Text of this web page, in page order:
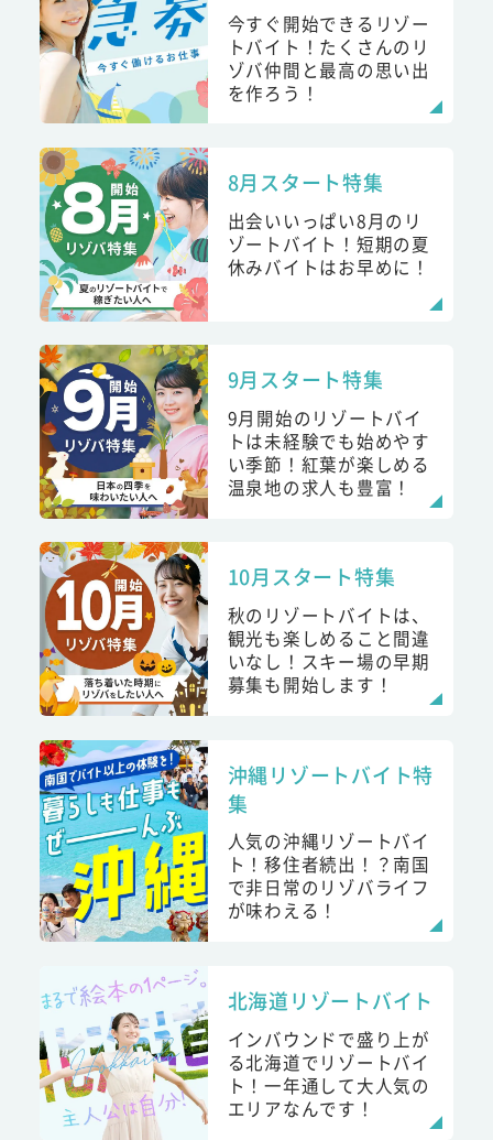
今すぐ開始できるリゾー
トバイト！たくさんのリ
ゾバ仲間と最高の思い出
を作ろう！
8月スタート特集
出会いいっぱい8月のリ
ゾートバイト！短期の夏
休みバイトはお早めに！
9月スタート特集
9月開始のリゾートバイ
トは未経験でも始めやす
い季節！紅葉が楽しめる
温泉地の求人も豊富！
10月スタート特集
秋のリゾートバイトは、
観光も楽しめること間違
いなし！スキー場の早期
募集も開始します！
沖縄リゾートバイト特
集
人気の沖縄リゾートバイ
ト！移住者続出！？南国
で非日常のリゾバライフ
が味わえる！
北海道リゾートバイト
インバウンドで盛り上が
る北海道でリゾートバイ
ト！一年通して大人気の
エリアなんです！